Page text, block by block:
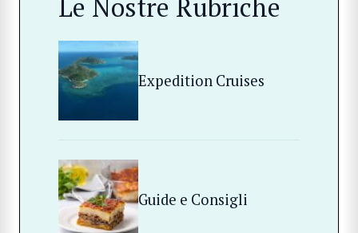
Le Nostre Rubriche
Expedition Cruises
Guide e Consigli